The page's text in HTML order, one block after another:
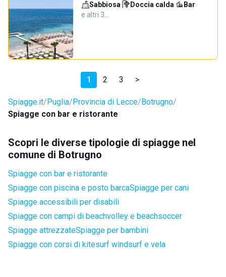
Sabbiosa· Doccia calda· Bar·
e altri 3…
1 2 3 >
Spiagge.it Puglia Provincia di Lecce Botrugno
Spiagge con bar e ristorante
Scopri le diverse tipologie di spiagge nel
comune di Botrugno
Spiagge con bar e ristorante
Spiagge con piscina e posto barcaSpiagge per cani
Spiagge accessibili per disabili
Spiagge con campi di beachvolley e beachsoccer
Spiagge attrezzateSpiagge per bambini
Spiagge con corsi di kitesurf windsurf e vela